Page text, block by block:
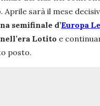
Aprile sarà il mese
semifinale d’Europa
Lotito e
posto.